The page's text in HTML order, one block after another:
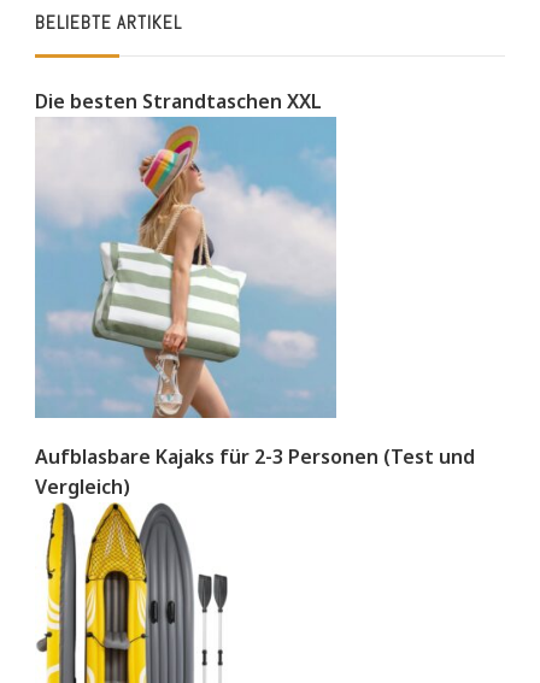
BELIEBTE ARTIKEL
Die besten Strandtaschen XXL
Aufblasbare Kajaks für 2-3 Personen (Test und
Vergleich)